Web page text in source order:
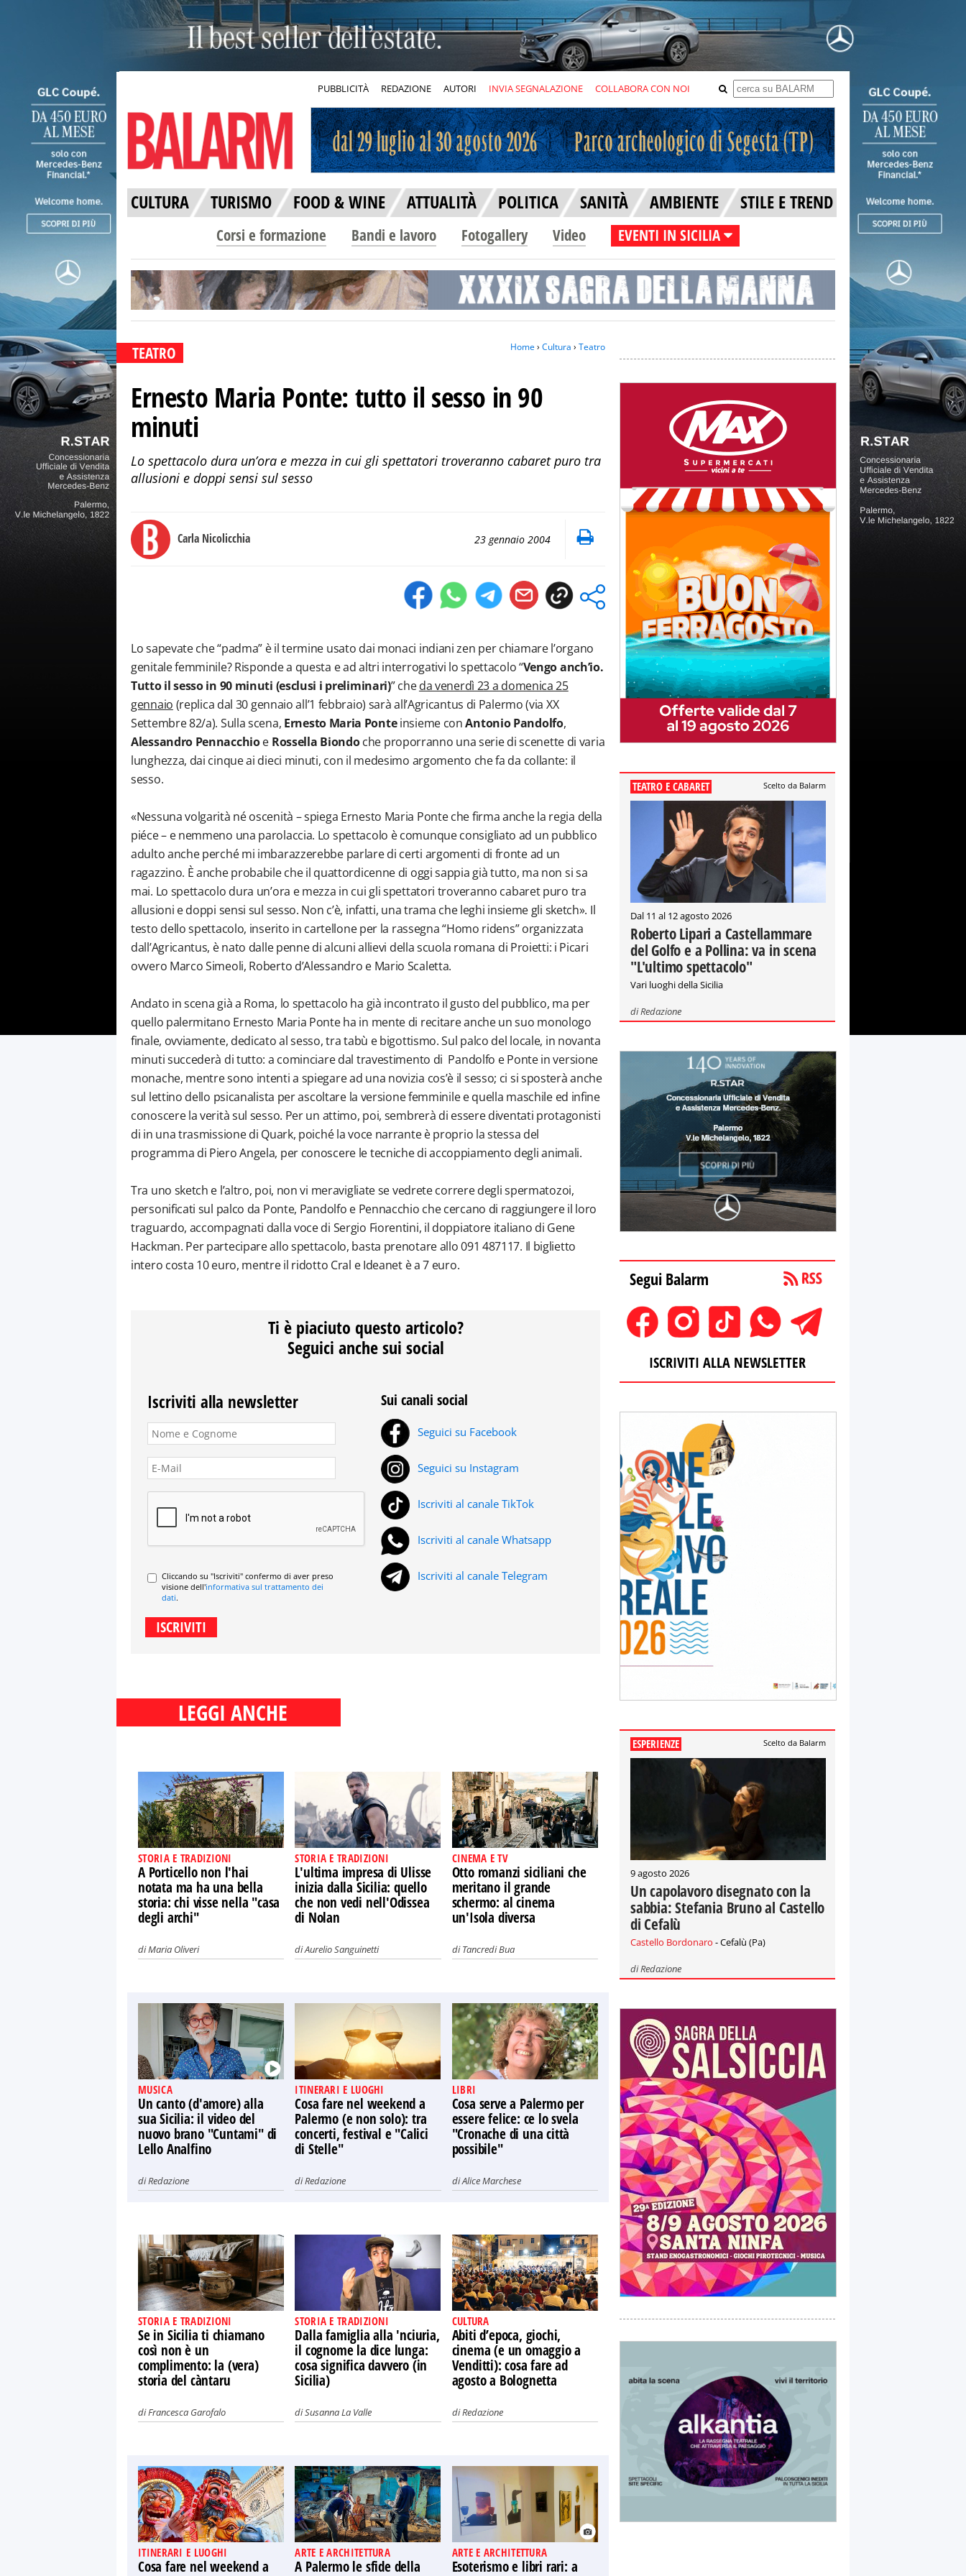
PUBBLICITÀ REDAZIONE AUTORI INVIA SEGNALAZIONE COLLABORA CON NOI
CULTURA TURISMO FOOD & WINE ATTUALITÀ POLITICA SANITÀ AMBIENTE STILE E TREND
Corsi e formazione Bandi e lavoro Fotogallery Video EVENTI IN SICILIA
TEATRO Home› Cultura › Teatro
Ernesto Maria Ponte: tutto il sesso in 90
minuti
Lo spettacolo dura un’ora e mezza in cui gli spettatori troveranno cabaret puro tra
allusioni e doppi sensi sul sesso
Carla Nicolicchia 23 gennaio 2004
Lo sapevate che “padma” è il termine usato dai monaci indiani zen per chiamare l’organo
genitale femminile? Risponde a questa e ad altri interrogativi lo spettacolo “Vengo anch’io.
Tutto il sesso in 90 minuti (esclusi i preliminari)” cheda venerdì 23 a domenica 25
gennaio (replica dal 30 gennaio all’1 febbraio) sarà all’Agricantus di Palermo (via XX
Settembre 82/a). Sulla scena, Ernesto Maria Ponteinsieme conAntonio Pandolfo,
Alessandro Pennacchioe Rossella Biondoche proporranno una serie di scenette di varia
lunghezza, dai cinque ai dieci minuti, con il medesimo argomento che fa da collante: il
sesso.
«Nessuna volgarità né oscenità – spiega Ernesto Maria Ponte che firma anche la regia della
piéce – e nemmeno una parolaccia. Lo spettacolo è comunque consigliato ad un pubblico
adulto anche perché mi imbarazzerebbe parlare di certi argomenti di fronte ad un
ragazzino. È anche probabile che il quattordicenne di oggi sappia già tutto, ma non si sa
mai. Lo spettacolo dura un’ora e mezza in cui gli spettatori troveranno cabaret puro tra
allusioni e doppi sensi sul sesso. Non c’è, infatti, una trama che leghi insieme gli sketch». Il
testo dello spettacolo, inserito in cartellone per la rassegna “Homo ridens” organizzata
dall’Agricantus, è nato dalle penne di alcuni allievi della scuola romana di Proietti: i Picari
ovvero Marco Simeoli, Roberto d’Alessandro e Mario Scaletta.
Andato in scena già a Roma, lo spettacolo ha già incontrato il gusto del pubblico, ma per
quello palermitano Ernesto Maria Ponte ha in mente di recitare anche un suo monologo
finale, ovviamente, dedicato al sesso, tra tabù e bigottismo. Sul palco del locale, in novanta
minuti succederà di tutto: a cominciare dal travestimento di Pandolfo e Ponte in versione
monache, mentre sono intenti a spiegare ad una novizia cos’è il sesso; ci si sposterà anche
sul lettino dello psicanalista per ascoltare la versione femminile e quella maschile ed infine
conoscere la verità sul sesso. Per un attimo, poi, sembrerà di essere diventati protagonisti
di in una trasmissione di Quark, poiché la voce narrante è proprio la stessa del
programma di Piero Angela, per conoscere le tecniche di accoppiamento degli animali.
Tra uno sketch e l’altro, poi, non vi meravigliate se vedrete correre degli spermatozoi,
personificati sul palco da Ponte, Pandolfo e Pennacchio che cercano di raggiungere il loro
traguardo, accompagnati dalla voce di Sergio Fiorentini, il doppiatore italiano di Gene
Hackman. Per partecipare allo spettacolo, basta prenotare allo 091 487117. Il biglietto
intero costa 10 euro, mentre il ridotto Cral e Ideanet è a 7 euro.
Ti è piaciuto questo articolo?
Seguici anche sui social
Iscriviti alla newsletter
Cliccando su "Iscriviti" confermo di aver preso
visione dell'informativa sul trattamento dei
dati.
Sui canali social
Seguici su Facebook
Seguici su Instagram
Iscriviti al canale TikTok
Iscriviti al canale Whatsapp
Iscriviti al canale Telegram
LEGGI ANCHE
STORIA E TRADIZIONI
A Porticello non l'hai
notata ma ha una bella
storia: chi visse nella "casa
degli archi"
diMaria Oliveri
STORIA E TRADIZIONI
L'ultima impresa di Ulisse
inizia dalla Sicilia: quello
che non vedi nell'Odissea
di Nolan
diAurelio Sanguinetti
CINEMA E TV
Otto romanzi siciliani che
meritano il grande
schermo: al cinema
un'Isola diversa
diTancredi Bua
MUSICA
Un canto (d'amore) alla
sua Sicilia: il video del
nuovo brano "Cuntami" di
Lello Analfino
diRedazione
ITINERARI E LUOGHI
Cosa fare nel weekend a
Palermo (e non solo): tra
concerti, festival e "Calici
di Stelle"
diRedazione
LIBRI
Cosa serve a Palermo per
essere felice: ce lo svela
"Cronache di una città
possibile"
diAlice Marchese
STORIA E TRADIZIONI
Se in Sicilia ti chiamano
così non è un
complimento: la (vera)
storia del càntaru
diFrancesca Garofalo
STORIA E TRADIZIONI
Dalla famiglia alla 'nciuria,
il cognome la dice lunga:
cosa significa davvero (in
Sicilia)
diSusanna La Valle
CULTURA
Abiti d’epoca, giochi,
cinema (e un omaggio a
Venditti): cosa fare ad
agosto a Bolognetta
diRedazione
ITINERARI E LUOGHI
Cosa fare nel weekend a
ARTE E ARCHITETTURA
A Palermo le sfide della
ARTE E ARCHITETTURA
Esoterismo e libri rari: a
TEATRO E CABARET Scelto da Balarm
Dal 11 al 12 agosto 2026
Roberto Lipari a Castellammare
del Golfo e a Pollina: va in scena
"L'ultimo spettacolo"
Vari luoghi della Sicilia
diRedazione
Segui Balarm
ISCRIVITI ALLA NEWSLETTER
ESPERIENZE Scelto da Balarm
9 agosto 2026
Un capolavoro disegnato con la
sabbia: Stefania Bruno al Castello
di Cefalù
Castello Bordonaro - Cefalù (Pa)
diRedazione